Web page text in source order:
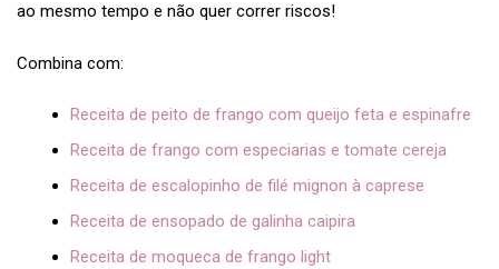
ao mesmo tempo e não quer correr riscos!
Combina com:
Receita de peito de frango com queijo feta e espinafre
Receita de frango com especiarias e tomate cereja
Receita de escalopinho de filé mignon à caprese
Receita de ensopado de galinha caipira
Receita de moqueca de frango light